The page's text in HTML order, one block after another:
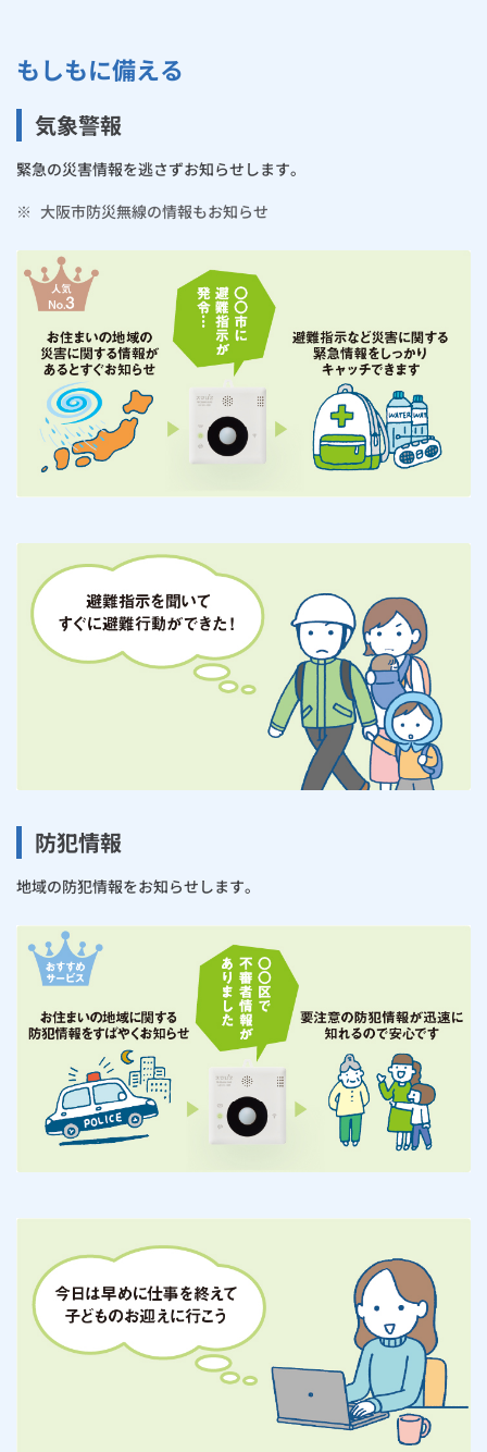
もしもに備える
気象警報
緊急の災害情報を逃さずお知らせします。
※ 大阪市防災無線の情報もお知らせ
防犯情報
地域の防犯情報をお知らせします。